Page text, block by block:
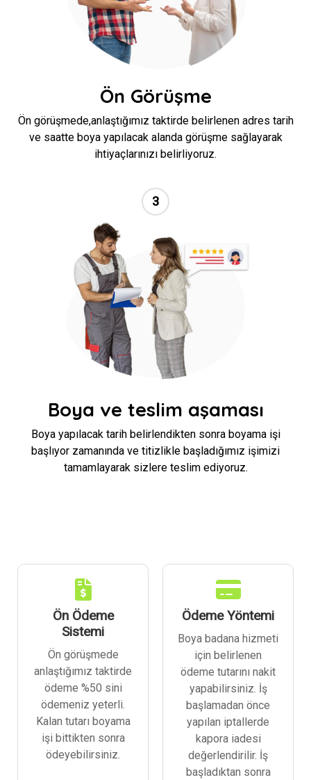
Ön Görüşme
Ön görüşmede,anlaştığımız taktirde belirlenen adres tarih
ve saatte boya yapılacak alanda görüşme sağlayarak
ihtiyaçlarınızı belirliyoruz.
//
3
Boya ve teslim aşaması
Boya yapılacak tarih belirlendikten sonra boyama işi
başlıyor zamanında ve titizlikle başladığımız işimizi
tamamlayarak sizlere teslim ediyoruz.
Ön Ödeme
Sistemi
Ön görüşmede
anlaştığımız taktirde
ödeme %50 sini
ödemeniz yeterli.
Kalan tutarı boyama
işi bittikten sonra
ödeyebilirsiniz.
Ödeme Yöntemi
Boya badana hizmeti
için belirlenen
ödeme tutarını nakit
yapabilirsiniz. İş
başlamadan önce
yapılan iptallerde
kapora iadesi
değerlendirilir. İş
başladıktan sonra